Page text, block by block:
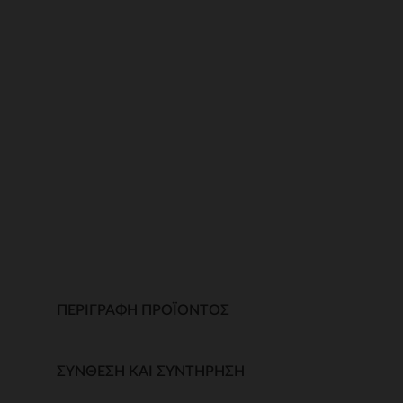
ΠΕΡΙΓΡΑΦΉ ΠΡΟΪΌΝΤΟΣ
ΣΎΝΘΕΣΗ ΚΑΙ ΣΥΝΤΉΡΗΣΗ